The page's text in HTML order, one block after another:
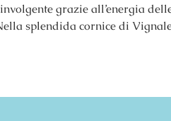
grazie all’energia
splendida cornice di